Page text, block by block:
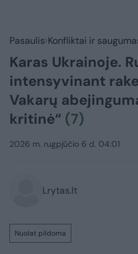
Pasaulis Konfliktai ir
Karas Ukrainoje.
intensyvinant
Vakarų
kritinė“ (7)
2026 m. rugpjūčio 6 d. 04:01
Lrytas.lt
Nuolat pildoma